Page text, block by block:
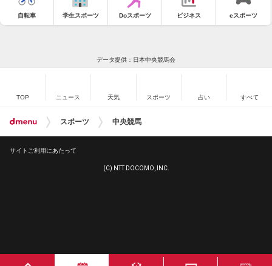
自転車 学生スポーツ Doスポーツ ビジネス eスポーツ
データ提供：日本中央競馬会
TOP ニュース 天気 スポーツ 占い すべて
スポーツ 中央競馬
サイトご利用にあたって
(C) NTT DOCOMO, INC.